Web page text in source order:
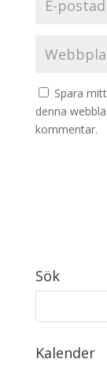
Spara
denna
kommentar.
Sök
Kalender